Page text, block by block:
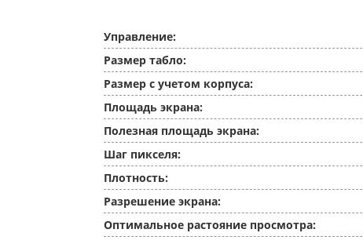
Управление:
Размер табло:
Размер с учетом корпуса:
Площадь экрана:
Полезная площадь экрана:
Шаг пикселя:
Плотность:
Разрешение экрана:
Оптимальное растояние просмотра: